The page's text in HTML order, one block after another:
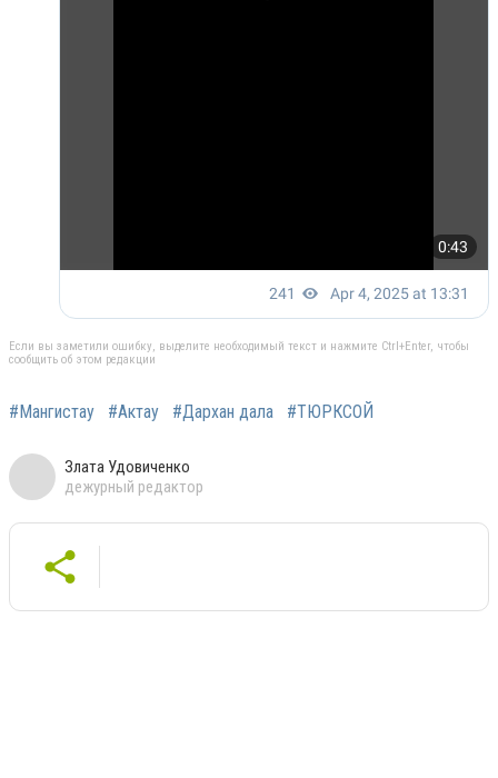
Если вы заметили ошибку, выделите необходимый текст и нажмите Ctrl+Enter, чтобы
сообщить об этом редакции
#Мангистау #Актау #Дархан дала #ТЮРКСОЙ
Злата Удовиченко
дежурный редактор